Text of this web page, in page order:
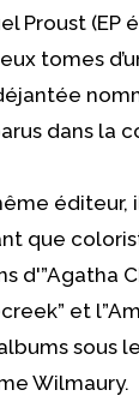
Proust (EP
tomes
dans la
éditeur,
que
d'”Agatha
et
sous le
Wilmaury.